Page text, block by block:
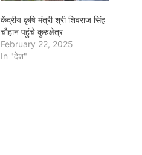
केंद्रीय कृषि मंत्री श्री शिवराज सिंह
चौहान पहुंचे कुरुक्षेत्र
February 22, 2025
In "देश"